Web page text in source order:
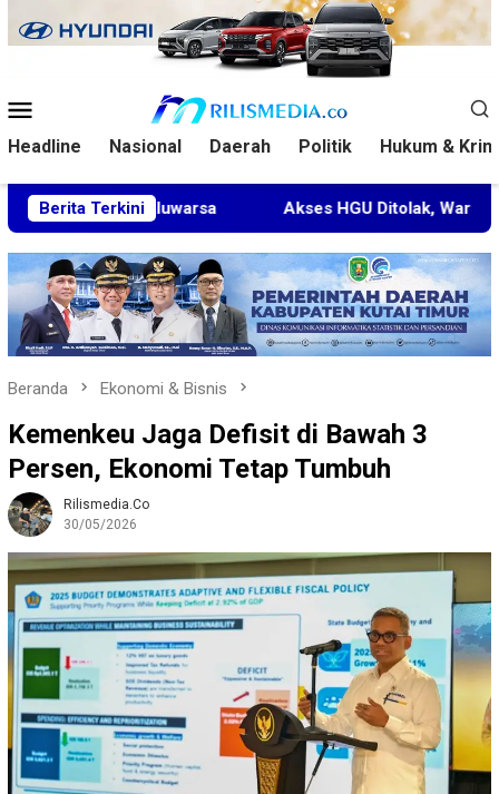
ke
Mobile
Headline Nasional Daerah Politik Hukum &
Berita Terkini
Kedaluwarsa Akses HGU Ditolak, Warga Rantau
Beranda Ekonomi & Bisnis
Kemenkeu Jaga Defisit di Bawah 3
Persen, Ekonomi Tetap Tumbuh
Rilismedia.co
30/05/2026